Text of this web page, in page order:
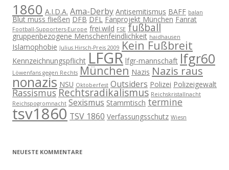
1860 A.I.D.A. Ama-Derby Antisemitismus BAFF balan
Blut muss fließen DFB DFL Fanprojekt München Fanrat
Football-Supporters-Europe frei.wild FSE fußball
gruppenbezogene Menschenfeindlichkeit haidhausen
Islamophobie Julius Hirsch-Preis 2009 Kein Fußbreit
Kennzeichnungspflicht LFGR lfgr-mannschaft lfgr60
Löwenfans gegen Rechts München Nazis Nazis raus
nonazis NSU Oktoberfest Outsiders Polizei Polizeigewalt
Rassismus Rechtsradikalismus Reichskristallnacht
Reichspogromnacht Sexismus Stammtisch termine
tsv1860 TSV 1860 Verfassungsschutz Wiesn
NEUESTE KOMMENTARE